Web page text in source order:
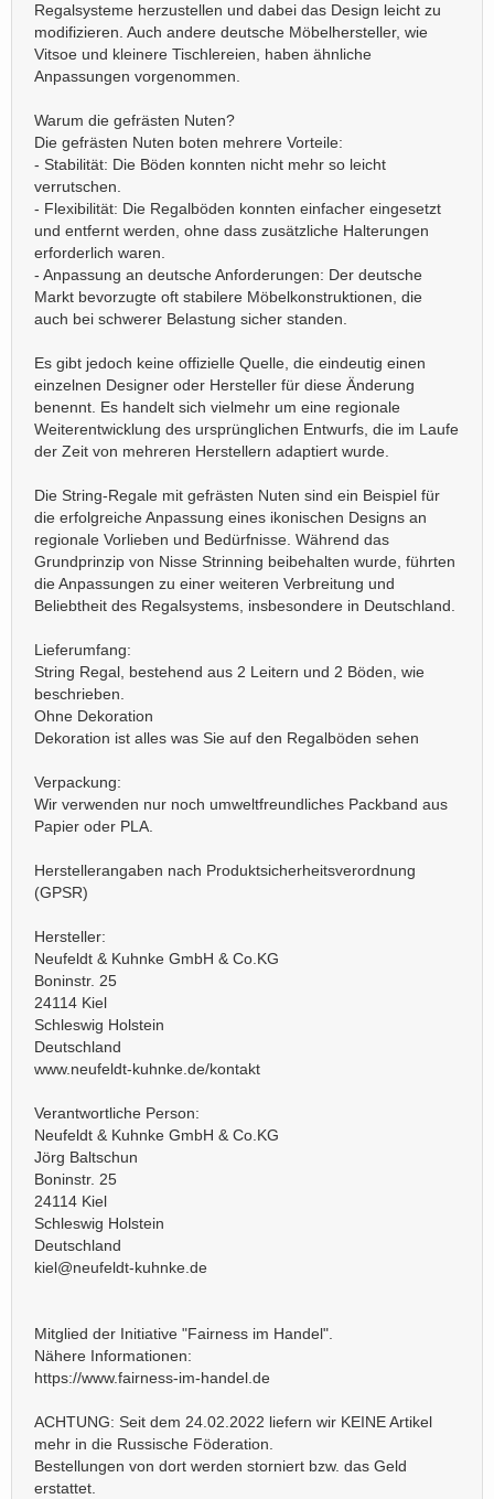
Regalsysteme herzustellen und dabei das Design leicht zu
modifizieren. Auch andere deutsche Möbelhersteller, wie
Vitsoe und kleinere Tischlereien, haben ähnliche
Anpassungen vorgenommen.
Warum die gefrästen Nuten?
Die gefrästen Nuten boten mehrere Vorteile:
- Stabilität: Die Böden konnten nicht mehr so leicht
verrutschen.
- Flexibilität: Die Regalböden konnten einfacher eingesetzt
und entfernt werden, ohne dass zusätzliche Halterungen
erforderlich waren.
- Anpassung an deutsche Anforderungen: Der deutsche
Markt bevorzugte oft stabilere Möbelkonstruktionen, die
auch bei schwerer Belastung sicher standen.
Es gibt jedoch keine offizielle Quelle, die eindeutig einen
einzelnen Designer oder Hersteller für diese Änderung
benennt. Es handelt sich vielmehr um eine regionale
Weiterentwicklung des ursprünglichen Entwurfs, die im Laufe
der Zeit von mehreren Herstellern adaptiert wurde.
Die String-Regale mit gefrästen Nuten sind ein Beispiel für
die erfolgreiche Anpassung eines ikonischen Designs an
regionale Vorlieben und Bedürfnisse. Während das
Grundprinzip von Nisse Strinning beibehalten wurde, führten
die Anpassungen zu einer weiteren Verbreitung und
Beliebtheit des Regalsystems, insbesondere in Deutschland.
Lieferumfang:
String Regal, bestehend aus 2 Leitern und 2 Böden, wie
beschrieben.
Ohne Dekoration
Dekoration ist alles was Sie auf den Regalböden sehen
Verpackung:
Wir verwenden nur noch umweltfreundliches Packband aus
Papier oder PLA.
Herstellerangaben nach Produktsicherheitsverordnung
(GPSR)
Hersteller:
Neufeldt & Kuhnke GmbH & Co.KG
Boninstr. 25
24114 Kiel
Schleswig Holstein
Deutschland
www.neufeldt-kuhnke.de/kontakt
Verantwortliche Person:
Neufeldt & Kuhnke GmbH & Co.KG
Jörg Baltschun
Boninstr. 25
24114 Kiel
Schleswig Holstein
Deutschland
kiel@neufeldt-kuhnke.de
Mitglied der Initiative "Fairness im Handel".
Nähere Informationen:
https://www.fairness-im-handel.de
ACHTUNG: Seit dem 24.02.2022 liefern wir KEINE Artikel
mehr in die Russische Föderation.
Bestellungen von dort werden storniert bzw. das Geld
erstattet.